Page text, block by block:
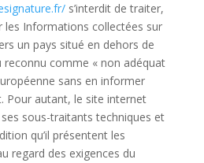
s’interdit de traiter,
les Informations collectées sur
un pays situé en dehors de
reconnu comme « non adéquat
sans en informer
Pour autant, le site internet
sous-traitants techniques et
qu’il présentent les
regard des exigences du